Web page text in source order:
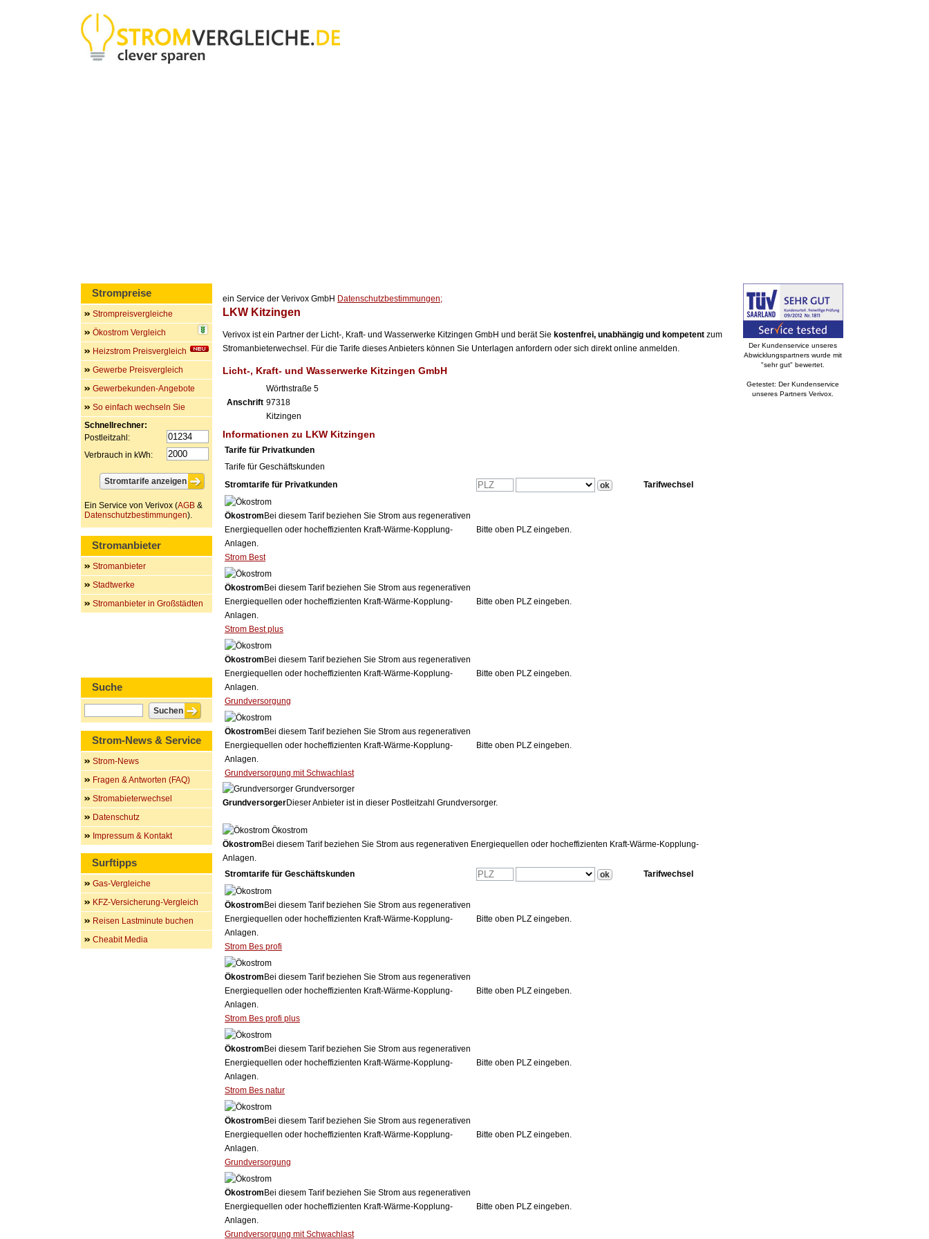
ein Service der Verivox GmbH Datenschutzbestimmungen;
LKW Kitzingen
Verivox ist ein Partner der Licht-, Kraft- und Wasserwerke Kitzingen GmbH und berät Sie kostenfrei, unabhängig und kompetent zum
Stromanbieterwechsel. Für die Tarife dieses Anbieters können Sie Unterlagen anfordern oder sich direkt online anmelden.
Licht-, Kraft- und Wasserwerke Kitzingen GmbH
Anschrift
Wörthstraße 5
97318
Kitzingen
Informationen zu LKW Kitzingen
Tarife für Privatkunden
Tarife für Geschäftskunden
Stromtarife für Privatkunden
Tarifwechsel
Ökostrom Bei diesem Tarif beziehen Sie Strom aus regenerativen
Energiequellen oder hocheffizienten Kraft-Wärme-Kopplung-
Anlagen.
Strom Best
Bitte oben PLZ eingeben.
Ökostrom Bei diesem Tarif beziehen Sie Strom aus regenerativen
Energiequellen oder hocheffizienten Kraft-Wärme-Kopplung-
Anlagen.
Strom Best plus
Bitte oben PLZ eingeben.
Ökostrom Bei diesem Tarif beziehen Sie Strom aus regenerativen
Energiequellen oder hocheffizienten Kraft-Wärme-Kopplung-
Anlagen.
Grundversorgung
Bitte oben PLZ eingeben.
Ökostrom Bei diesem Tarif beziehen Sie Strom aus regenerativen
Energiequellen oder hocheffizienten Kraft-Wärme-Kopplung-
Anlagen.
Grundversorgung mit Schwachlast
Bitte oben PLZ eingeben.
Grundversorger
GrundversorgerDieser Anbieter ist in dieser Postleitzahl Grundversorger.
Ökostrom
Ökostrom Bei diesem Tarif beziehen Sie Strom aus regenerativen Energiequellen oder hocheffizienten Kraft-Wärme-Kopplung-
Anlagen.
Stromtarife für Geschäftskunden
Tarifwechsel
Ökostrom Bei diesem Tarif beziehen Sie Strom aus regenerativen
Energiequellen oder hocheffizienten Kraft-Wärme-Kopplung-
Anlagen.
Strom Bes profi
Bitte oben PLZ eingeben.
Ökostrom Bei diesem Tarif beziehen Sie Strom aus regenerativen
Energiequellen oder hocheffizienten Kraft-Wärme-Kopplung-
Anlagen.
Strom Bes profi plus
Bitte oben PLZ eingeben.
Ökostrom Bei diesem Tarif beziehen Sie Strom aus regenerativen
Energiequellen oder hocheffizienten Kraft-Wärme-Kopplung-
Anlagen.
Strom Bes natur
Bitte oben PLZ eingeben.
Ökostrom Bei diesem Tarif beziehen Sie Strom aus regenerativen
Energiequellen oder hocheffizienten Kraft-Wärme-Kopplung-
Anlagen.
Grundversorgung
Bitte oben PLZ eingeben.
Ökostrom Bei diesem Tarif beziehen Sie Strom aus regenerativen
Energiequellen oder hocheffizienten Kraft-Wärme-Kopplung-
Anlagen.
Grundversorgung mit Schwachlast
Bitte oben PLZ eingeben.
Strompreise
Strompreisvergleiche
Ökostrom Vergleich
Heizstrom Preisvergleich
Gewerbe Preisvergleich
Gewerbekunden-Angebote
So einfach wechseln Sie
Schnellrechner:
Postleitzahl:
Verbrauch in kWh:
Ein Service von Verivox (AGB &
Datenschutzbestimmungen).
Stromanbieter
Stromanbieter
Stadtwerke
Stromanbieter in Großstädten
Suche
Strom-News & Service
Strom-News
Fragen & Antworten (FAQ)
Stromabieterwechsel
Datenschutz
Impressum & Kontakt
Surftipps
Gas-Vergleiche
KFZ-Versicherung-Vergleich
Reisen Lastminute buchen
Cheabit Media
Der Kundenservice unseres
Abwicklungspartners wurde mit
"sehr gut" bewertet.
Getestet: Der Kundenservice
unseres Partners Verivox.